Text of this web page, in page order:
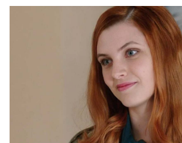
RECENSIONI
Seguici sui social